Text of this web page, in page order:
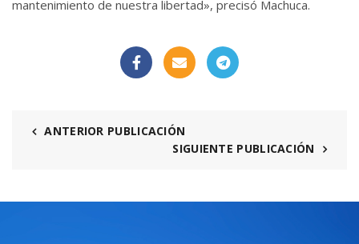
mantenimiento de nuestra libertad», precisó Machuca.
ANTERIOR PUBLICACIÓN
SIGUIENTE PUBLICACIÓN